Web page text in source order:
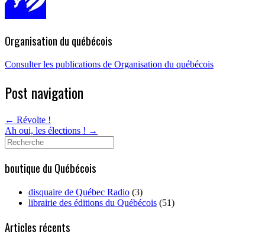
Organisation du québécois
Consulter les publications de Organisation du québécois
Post navigation
← Révolte !
Ah oui, les élections ! →
Search
for:
boutique du Québécois
disquaire de Québec Radio (3)
librairie des éditions du Québécois (51)
Articles récents